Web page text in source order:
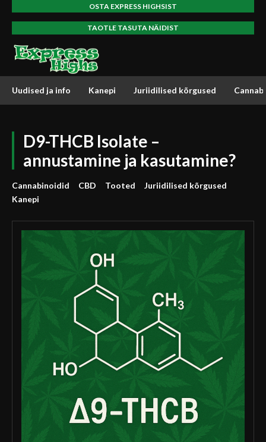
OSTA EXPRESS HIGHSIST
TAOTLE TASUTA NÄIDIST
Uudised ja info Kanepi Juriidilised kõrgused
D9-THCB Isolate –
annustamine ja kasutamine?
Cannabinoidid CBD Tooted
Juriidilised kõrgused
Kanepi